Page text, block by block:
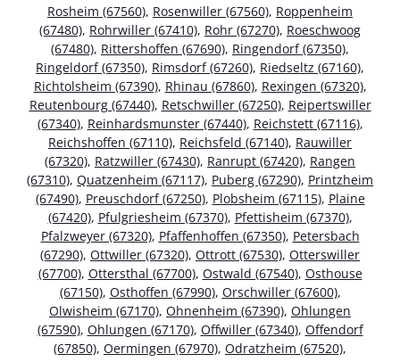
Rosheim (67560), Rosenwiller (67560), Roppenheim
(67480), Rohrwiller (67410), Rohr (67270), Roeschwoog
(67480), Rittershoffen (67690), Ringendorf (67350),
Ringeldorf (67350), Rimsdorf (67260), Riedseltz (67160),
Richtolsheim (67390), Rhinau (67860), Rexingen (67320),
Reutenbourg (67440), Retschwiller (67250), Reipertswiller
(67340), Reinhardsmunster (67440), Reichstett (67116),
Reichshoffen (67110), Reichsfeld (67140), Rauwiller
(67320), Ratzwiller (67430), Ranrupt (67420), Rangen
(67310), Quatzenheim (67117), Puberg (67290), Printzheim
(67490), Preuschdorf (67250), Plobsheim (67115), Plaine
(67420), Pfulgriesheim (67370), Pfettisheim (67370),
Pfalzweyer (67320), Pfaffenhoffen (67350), Petersbach
(67290), Ottwiller (67320), Ottrott (67530), Otterswiller
(67700), Ottersthal (67700), Ostwald (67540), Osthouse
(67150), Osthoffen (67990), Orschwiller (67600),
Olwisheim (67170), Ohnenheim (67390), Ohlungen
(67590), Ohlungen (67170), Offwiller (67340), Offendorf
(67850), Oermingen (67970), Odratzheim (67520),